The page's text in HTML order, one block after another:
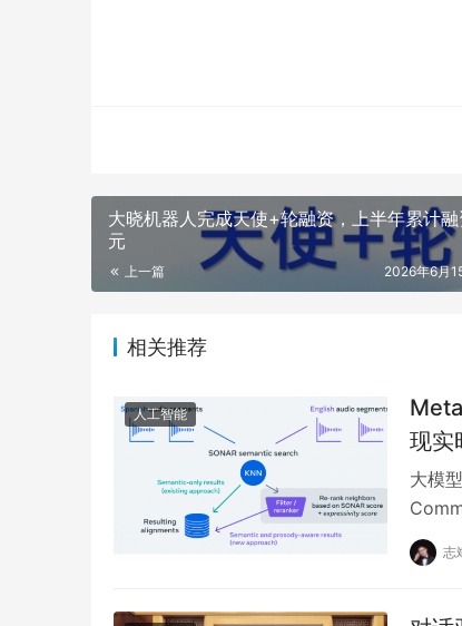
大晓机器人完成天使+轮融资，上半年累计
元
上一篇 2026年6月
相关推荐
人工智能
现实
大模
列模
志